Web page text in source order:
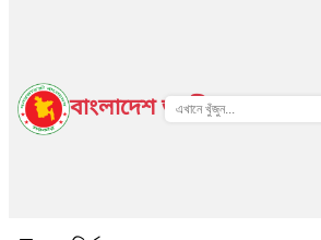
বাংলাদেশ জাতীয় তথ্য বাতায়ন